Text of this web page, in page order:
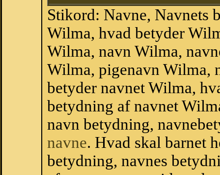
Stikord: Navne, Navnets
Wilma, hvad betyder
Wilma, navn Wilma,
Wilma, pigenavn Wilma,
betyder navnet Wilma,
betydning af navnet
navn betydning,
navne. Hvad skal barnet
betydning, navnes